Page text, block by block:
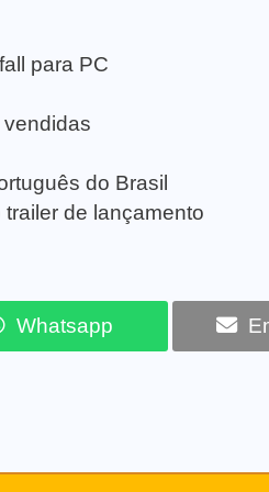
para PC
do Brasil
de lançamento
Whatsapp